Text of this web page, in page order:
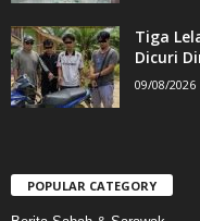
Tiga
Dicuri
09/08/2026
POPULAR CATEGORY